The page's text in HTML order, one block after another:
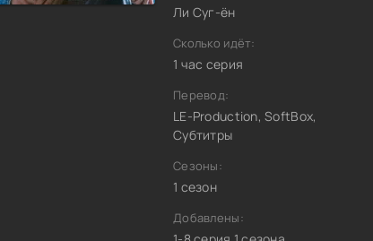
Ли Суг-ён
Сколько идёт:
1 час серия
Перевод:
LE-Production, SoftBox,
Субтитры
Сезоны:
1 сезон
Добавлены: